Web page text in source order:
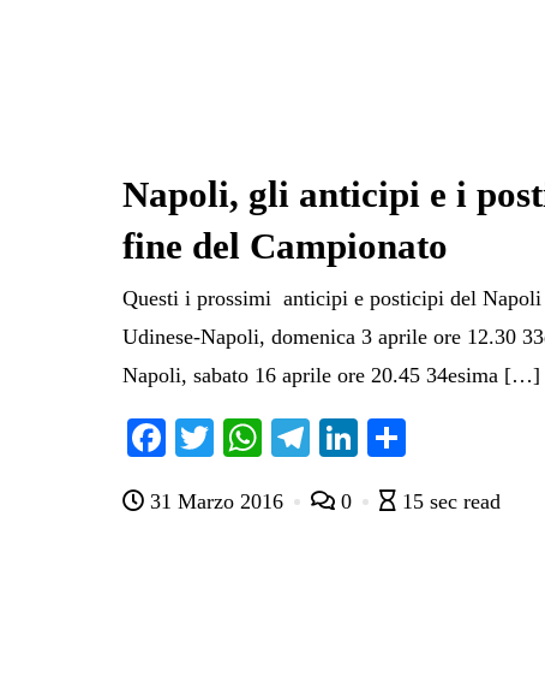
Napoli, gli anticipi e i
fine del Campionato
Questi i prossimi anticipi e posticipi del Napoli
Udinese-Napoli, domenica 3 aprile ore 12.30
Napoli, sabato 16 aprile ore 20.45 34esima […]
Fa
bo
T
tte
W
ts
Te
gr
Li
ed di
31 Marzo 2016 0 15 sec read